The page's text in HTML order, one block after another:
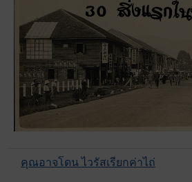
คุณอาจโดน ไวรัสเรียกค่าไถ่